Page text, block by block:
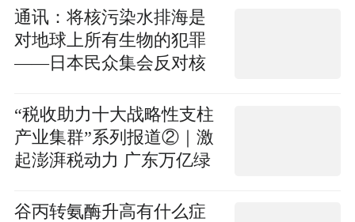
通讯：将核污染水排海是
对地球上所有生物的犯罪
——日本民众集会反对核
“税收助力十大战略性支柱
产业集群”系列报道②｜激
起澎湃税动力 广东万亿绿
起
谷丙转氨酶升高有什么症